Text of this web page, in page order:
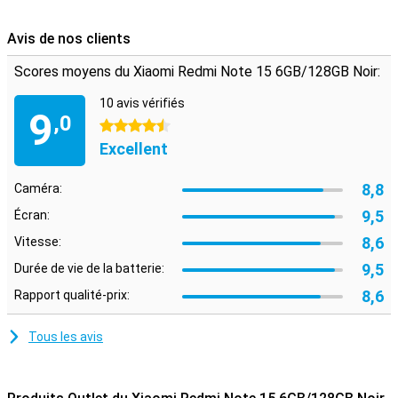
ainsi personnaliser votre téléphone en fonction de votre style.
Avis de nos clients
Scores moyens du Xiaomi Redmi Note 15 6GB/128GB Noir:
9,0
10 avis vérifiés
4.5 étoiles
Excellent
Caméra: 8,8
Écran: 9,5
Vitesse: 8,6
Durée de vie de la batterie: 9,5
Rapport qualité-prix: 8,6
Tous les avis